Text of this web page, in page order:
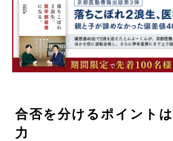
合否を分けるポイント
力